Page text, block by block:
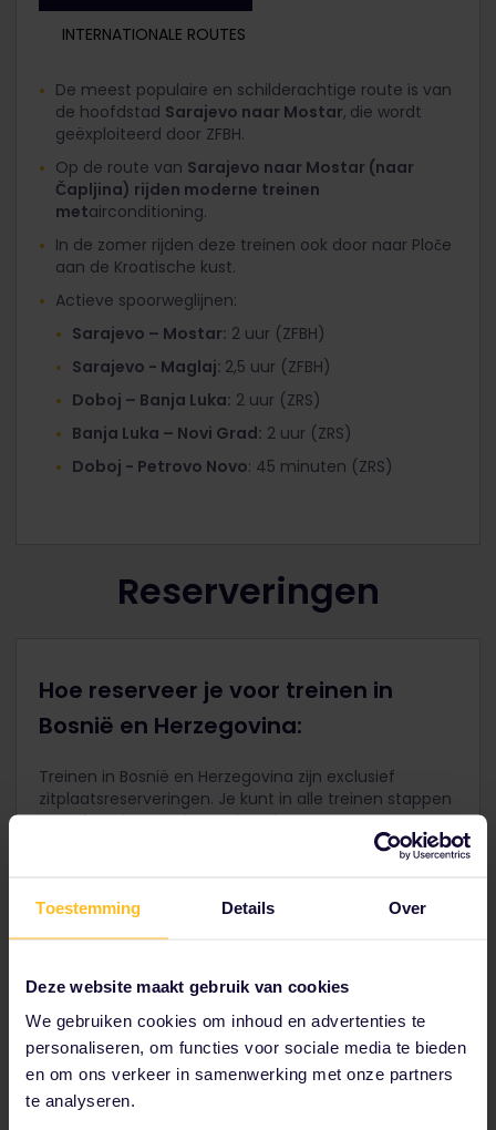
Toestemming Details Over
Deze website maakt gebruik van cookies
We gebruiken cookies om inhoud en advertenties te
personaliseren, om functies voor sociale media te bieden
en om ons verkeer in samenwerking met onze partners
te analyseren.
INTERNATIONALE ROUTES
De meest populaire en schilderachtige route is van
de hoofdstad Sarajevo naar Mostar, die wordt
geëxploiteerd door ZFBH.
Op de route van Sarajevo naar Mostar (naar
Čapljina) rijden moderne treinen
metairconditioning.
In de zomer rijden deze treinen ook door naar Ploče
aan de Kroatische kust.
Actieve spoorweglijnen:
Sarajevo – Mostar: 2 uur (ZFBH)
Sarajevo - Maglaj: 2,5 uur (ZFBH)
Doboj – Banja Luka: 2 uur (ZRS)
Banja Luka – Novi Grad: 2 uur (ZRS)
Doboj - Petrovo Novo: 45 minuten (ZRS)
Reserveringen
Hoe reserveer je voor treinen in
Bosnië en Herzegovina:
Treinen in Bosnië en Herzegovina zijn exclusief
zitplaatsreserveringen. Je kunt in alle treinen stappen
en je favoriete zitplaats uitzoeken.
Koop je Pas voor Bosnië
en Herzegovina
Er is geen Interrail One Country Pass beschikbaar voor
Bosnië-Herzegovina. We raden je aan een Interrail Global
Pass te gebruiken om meer landen in deze regio te
bezoeken!